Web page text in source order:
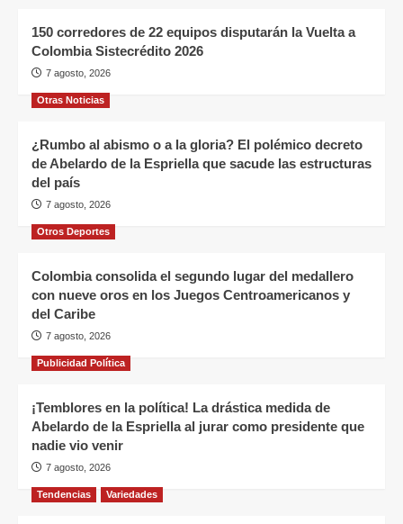
150 corredores de 22 equipos disputarán la Vuelta a
Colombia Sistecrédito 2026
7 agosto, 2026
Otras Noticias
¿Rumbo al abismo o a la gloria? El polémico decreto
de Abelardo de la Espriella que sacude las estructuras
del país
7 agosto, 2026
Otros Deportes
Colombia consolida el segundo lugar del medallero
con nueve oros en los Juegos Centroamericanos y
del Caribe
7 agosto, 2026
Publicidad Política
¡Temblores en la política! La drástica medida de
Abelardo de la Espriella al jurar como presidente que
nadie vio venir
7 agosto, 2026
Tendencias Variedades